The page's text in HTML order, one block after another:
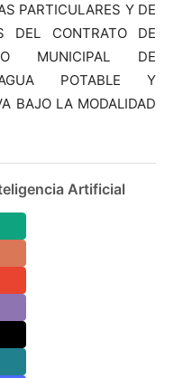
PARTICULARES Y DE
DEL CONTRATO DE
MUNICIPAL DE
POTABLE Y
BAJO LA MODALIDAD
Artificial